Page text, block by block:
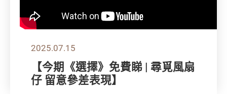
2025.07.15
【今期《選擇》免費睇 | 尋覓風扇
仔 留意參差表現】